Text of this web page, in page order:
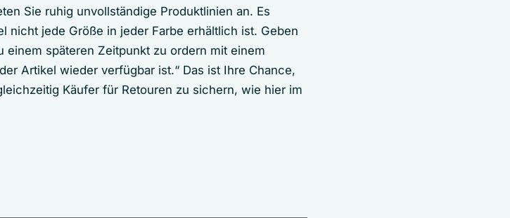
Sie ruhig unvollständige Produktlinien an. Es
nicht jede Größe in jeder Farbe erhältlich ist. Geben
späteren Zeitpunkt zu ordern mit einem
Artikel wieder verfügbar ist.“ Das ist Ihre Chance,
Käufer für Retouren zu sichern, wie hier im